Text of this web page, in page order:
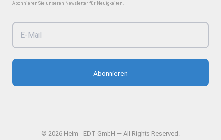
Abonnieren Sie unseren Newsletter für Neuigkeiten.
Abonnieren
© 2026 Heim - EDT GmbH — All Rights Reserved.